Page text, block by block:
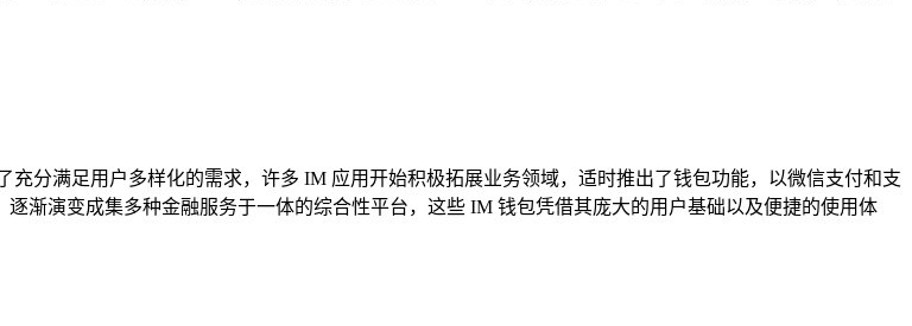
分满足用户多样化的需求，许多 IM 应用开始积极拓展业务领域，适时推出了钱包功能，以微信支付和支
渐演变成集多种金融服务于一体的综合性平台，这些 IM 钱包凭借其庞大的用户基础以及便捷的使用体